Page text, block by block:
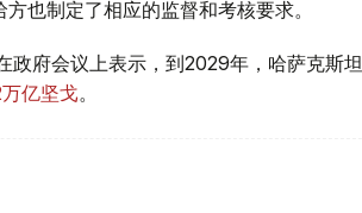
也制定了相应的监督和考核要求。
政府会议上表示，到2029年，哈萨克斯坦
亿坚戈。